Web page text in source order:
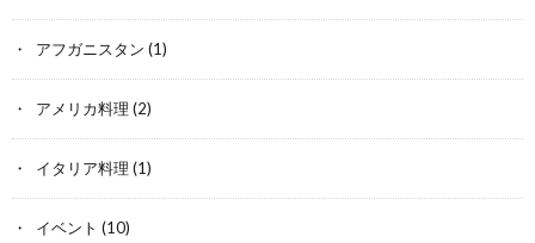
アフガニスタン (1)
アメリカ料理 (2)
イタリア料理 (1)
イベント (10)